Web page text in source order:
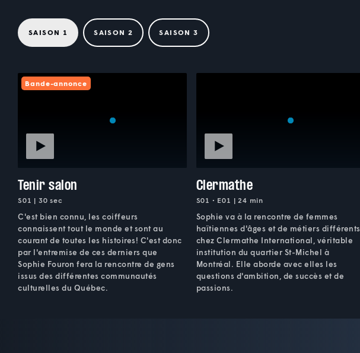
SAISON 1 SAISON 2 SAISON 3
Bande-annonce
Tenir salon
S01 | 30 sec
C'est bien connu, les coiffeurs
connaissent tout le monde et sont au
courant de toutes les histoires! C'est donc
par l'entremise de ces derniers que
Sophie Fouron fera la rencontre de gens
issus des différentes communautés
culturelles du Québec.
Clermathe
S01 • E01 | 24 min
Sophie va à la rencontre de femmes
haïtiennes d'âges et de métiers différents
chez Clermathe International, véritable
institution du quartier St-Michel à
Montréal. Elle aborde avec elles les
questions d'ambition, de succès et de
passions.